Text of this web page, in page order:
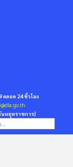
ตลอด 24 ชั่วโมง
นหยุดราชการ)